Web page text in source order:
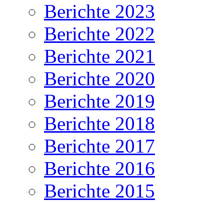
Berichte 2023
Berichte 2022
Berichte 2021
Berichte 2020
Berichte 2019
Berichte 2018
Berichte 2017
Berichte 2016
Berichte 2015